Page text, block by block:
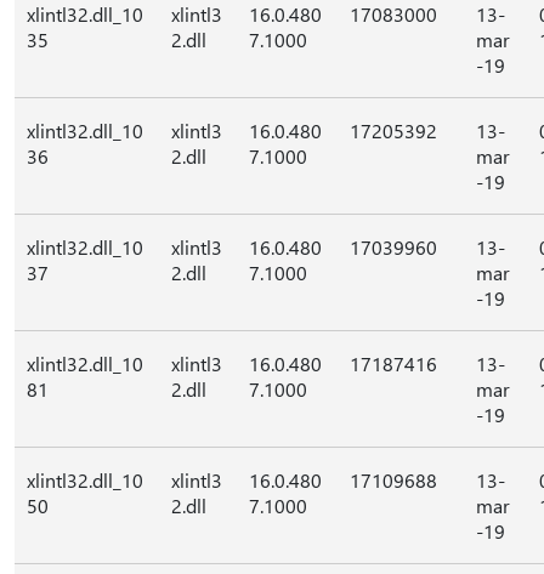
xlintl32.dll_10
35
xlintl3
2.dll
16.0.480
7.1000
17083000
13-
mar
-19
xlintl32.dll_10
36
xlintl3
2.dll
16.0.480
7.1000
17205392
13-
mar
-19
xlintl32.dll_10
37
xlintl3
2.dll
16.0.480
7.1000
17039960
13-
mar
-19
xlintl32.dll_10
81
xlintl3
2.dll
16.0.480
7.1000
17187416
13-
mar
-19
xlintl32.dll_10
50
xlintl3
2.dll
16.0.480
7.1000
17109688
13-
mar
-19